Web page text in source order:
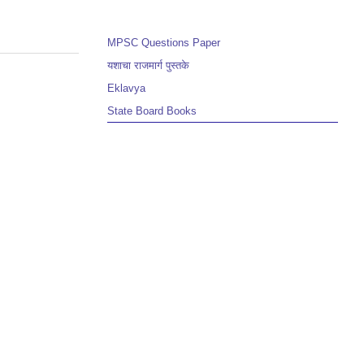
MPSC Questions Paper
यशाचा राजमार्ग पुस्तके
Eklavya
State Board Books